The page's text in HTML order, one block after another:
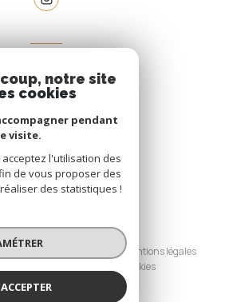
propriétaire
CONNECTER
| Tous droits réservés
Nos partenaires
Mentions légales
Cookies
notre site
cookies
pendant
visite.
l'utilisation des
de vous proposer des
des statistiques !